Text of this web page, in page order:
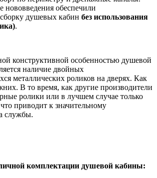
обеспечили
душевых кабин без использования
.
конструктивной особенностью душевой
наличие двойных
металлических роликов на дверях. Как
В то время, как другие производители
ролики или в лучшем случае только
приводит к значительному
службы.
комплектации душевой кабины: